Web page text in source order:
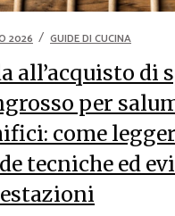
2026 GUIDE DI CUCINA
all’acquisto di
per
come
tecniche ed